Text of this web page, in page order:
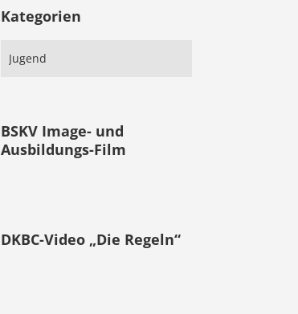
Kategorien
BSKV Image- und
Ausbildungs-Film
DKBC-Video „Die Regeln“